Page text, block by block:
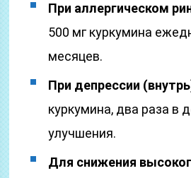
При аллергическом
500 мг куркумина
месяцев.
При депрессии
куркумина, два раза в
улучшения.
Для снижения